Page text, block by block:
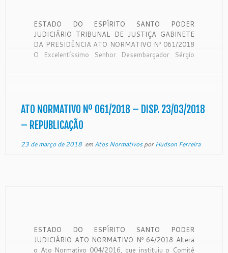
ESTADO DO ESPÍRITO SANTO PODER
JUDICIÁRIO TRIBUNAL DE JUSTIÇA GABINETE
DA PRESIDÊNCIA ATO NORMATIVO Nº 061/2018
O Excelentíssimo Senhor Desembargador Sérgio
ATO NORMATIVO Nº 061/2018 – DISP. 23/03/2018
– REPUBLICAÇÃO
23 de março de 2018em Atos NormativosporHudson Ferreira
ESTADO DO ESPÍRITO SANTO PODER
JUDICIÁRIO ATO NORMATIVO Nº 64/2018 Altera
o Ato Normativo 004/2016, que instituiu o Comitê